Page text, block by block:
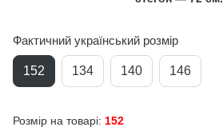
Фактичний український розмір
152 134 140 146
Розмір на товарі: 152